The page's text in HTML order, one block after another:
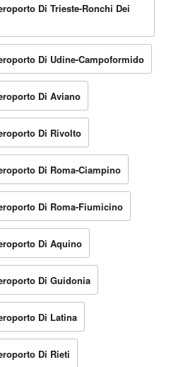
Di Trieste-Ronchi Dei
Di Udine-Campoformido
Di Aviano
Di Rivolto
Di Roma-Ciampino
Di Roma-Fiumicino
Di Aquino
Di Guidonia
Di Latina
Di Rieti